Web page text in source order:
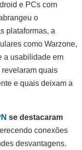
e PCs com
o
plataformas, a
como Warzone,
a usabilidade em
revelaram quais
e quais deixam a
se destacaram
conexões
desvantagens.